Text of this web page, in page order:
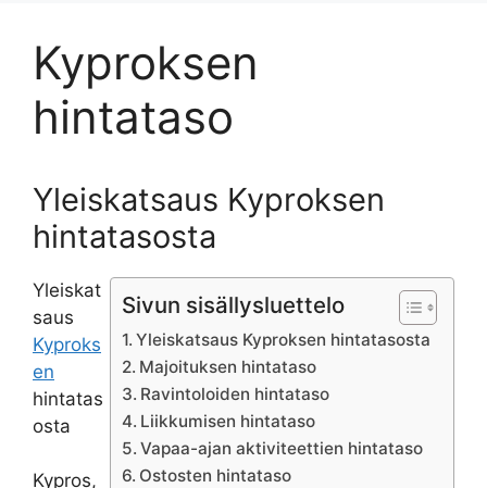
Kyproksen
hintataso
Yleiskatsaus Kyproksen
hintatasosta
Sivun sisällysluettelo
Yleiskatsaus Kyproksen hintatasosta
Majoituksen hintataso
Ravintoloiden hintataso
Liikkumisen hintataso
Vapaa-ajan aktiviteettien hintataso
Ostosten hintataso
Yleiskat
saus
Kyproks
en
hintatas
osta
Kypros,